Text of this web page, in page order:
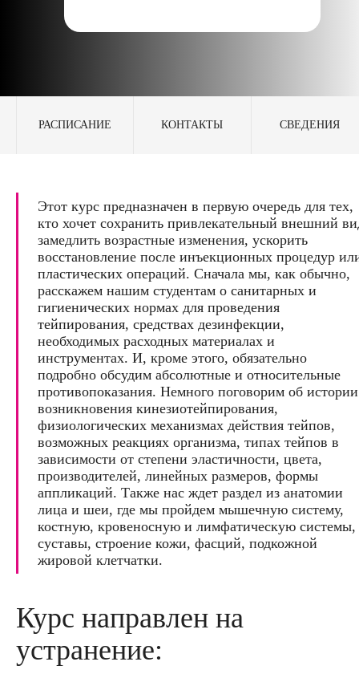
РАСПИСАНИЕ КОНТАКТЫ СВЕДЕНИЯ
Этот курс предназначен в первую очередь для тех,
кто хочет сохранить привлекательный внешний
замедлить возрастные изменения, ускорить
восстановление после инъекционных процедур
пластических операций. Сначала мы, как обычно,
расскажем нашим студентам о санитарных и
гигиенических нормах для проведения
тейпирования, средствах дезинфекции,
необходимых расходных материалах и
инструментах. И, кроме этого, обязательно
подробно обсудим абсолютные и относительные
противопоказания. Немного поговорим об истории
возникновения кинезиотейпирования,
физиологических механизмах действия тейпов,
возможных реакциях организма, типах тейпов в
зависимости от степени эластичности, цвета,
производителей, линейных размеров, формы
аппликаций. Также нас ждет раздел из анатомии
лица и шеи, где мы пройдем мышечную систему,
костную, кровеносную и лимфатическую системы,
суставы, строение кожи, фасций, подкожной
жировой клетчатки.
Курс направлен на
устранение: